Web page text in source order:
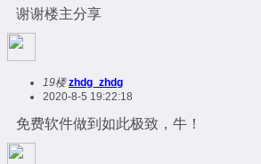
谢谢楼主分享
19楼 zhdg_zhdg
2020-8-5 19:22:18
免费软件做到如此极致，牛！